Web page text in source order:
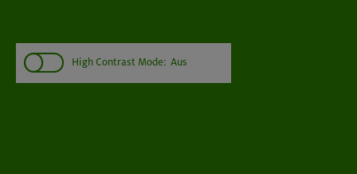
High Contrast Mode: Aus